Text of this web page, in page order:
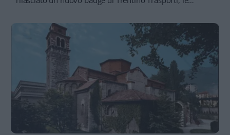
pressapochisti»